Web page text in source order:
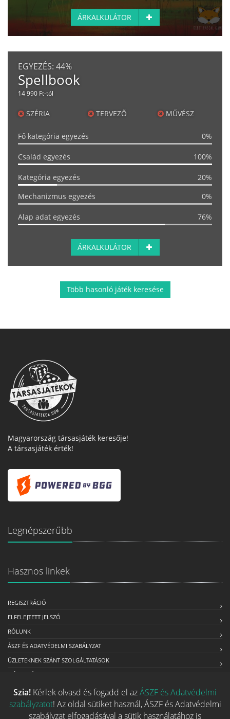
ÁRKALKULÁTOR
EGYEZÉS: 44%
Spellbook
14 990 Ft-tól
SZÉRIA TERVEZŐ MŰVÉSZ
Fő kategória egyezés 0%
Család egyezés 100%
Kategória egyezés
20%
Mechanizmus egyezés
0%
Alap adat egyezés 76%
ÁRKALKULÁTOR
Több hasonló játék keresése
Magyarország társasjáték keresője!
A társasjáték érték!
Legnépszerűbb
Hasznos linkek
REGISZTRÁCIÓ
ELFELEJTETT JELSZÓ
RÓLUNK
ÁSZF ÉS ADATVÉDELMI SZABÁLYZAT
ÜZLETEKNEK SZÁNT SZOLGÁLTATÁSOK
MÉDIAAJÁNLAT
Kapcsolat
Szia! Kérlek olvasd és fogadd el azÁSZF és Adatvédelmi
szabályzatot! Az oldal sütiket használ, ÁSZF és Adatvédelmi
szabályzat elfogadásával a sütik használatához is